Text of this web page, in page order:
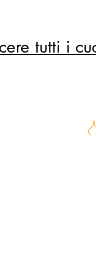
tutti i